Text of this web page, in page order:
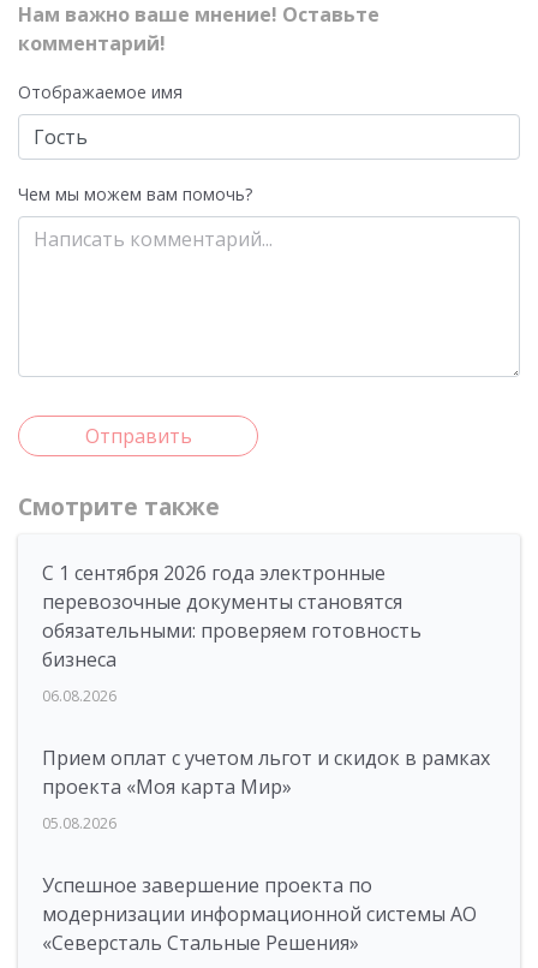
Нам важно ваше мнение! Оставьте
комментарий!
Отображаемое имя
Чем мы можем вам помочь?
Отправить
Смотрите также
С 1 сентября 2026 года электронные
перевозочные документы становятся
обязательными: проверяем готовность
бизнеса
06.08.2026
Прием оплат с учетом льгот и скидок в рамках
проекта «Моя карта Мир»
05.08.2026
Успешное завершение проекта по
модернизации информационной системы АО
«Северсталь Стальные Решения»